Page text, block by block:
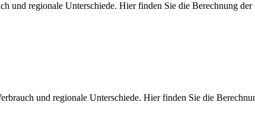
und regionale Unterschiede. Hier finden Sie die Berechnung
und regionale Unterschiede. Hier finden Sie die